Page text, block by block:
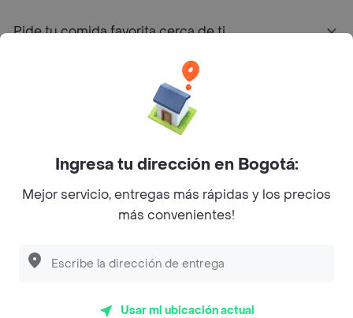
Pide tu comida favorita cerca de ti
Sobre Rappi
Facebook
Twitter
Instagram
©2026Rappi Inc. All rights reserved.
Ingresa tu dirección en Bogotá:
Mejor servicio, entregas más rápidas y los precios
más convenientes!
Usar mi ubicación actual